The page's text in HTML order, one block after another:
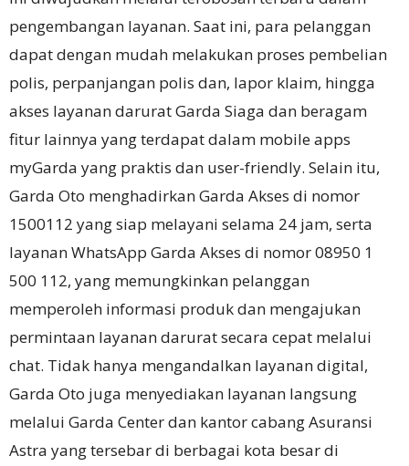
pengembangan layanan. Saat ini, para pelanggan
dapat dengan mudah melakukan proses pembelian
polis, perpanjangan polis dan, lapor klaim, hingga
akses layanan darurat Garda Siaga dan beragam
fitur lainnya yang terdapat dalam mobile apps
myGarda yang praktis dan user-friendly. Selain itu,
Garda Oto menghadirkan Garda Akses di nomor
1500112 yang siap melayani selama 24 jam, serta
layanan WhatsApp Garda Akses di nomor 08950 1
500 112, yang memungkinkan pelanggan
memperoleh informasi produk dan mengajukan
permintaan layanan darurat secara cepat melalui
chat. Tidak hanya mengandalkan layanan digital,
Garda Oto juga menyediakan layanan langsung
melalui Garda Center dan kantor cabang Asuransi
Astra yang tersebar di berbagai kota besar di